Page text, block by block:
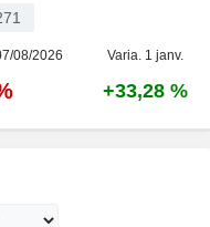
08/2026 Varia. 1 janv.
+33,28 %